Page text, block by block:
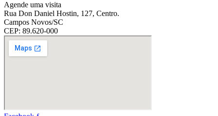
Agende uma visita
Rua Don Daniel Hostin, 127, Centro.
Campos Novos/SC
CEP: 89.620-000